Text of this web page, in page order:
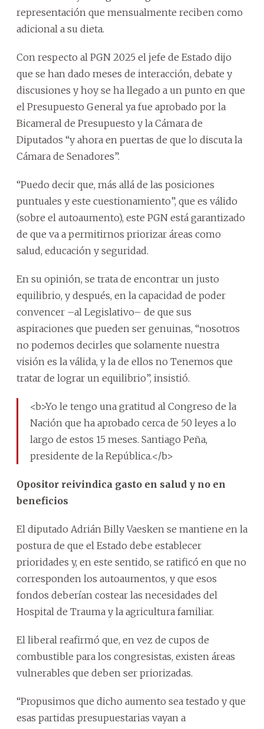
representación que mensualmente reciben como
adicional a su dieta.
Con respecto al PGN 2025 el jefe de Estado dijo
que se han dado meses de interacción, debate y
discusiones y hoy se ha llegado a un punto en que
el Presupuesto General ya fue aprobado por la
Bicameral de Presupuesto y la Cámara de
Diputados “y ahora en puertas de que lo discuta la
Cámara de Senadores”.
“Puedo decir que, más allá de las posiciones
puntuales y este cuestionamiento”, que es válido
(sobre el autoaumento), este PGN está garantizado
de que va a permitirnos priorizar áreas como
salud, educación y seguridad.
En su opinión, se trata de encontrar un justo
equilibrio, y después, en la capacidad de poder
convencer –al Legislativo– de que sus
aspiraciones que pueden ser genuinas, “nosotros
no podemos decirles que solamente nuestra
visión es la válida, y la de ellos no Tenemos que
tratar de lograr un equilibrio”, insistió.
<b>Yo le tengo una gratitud al Congreso de la
Nación que ha aprobado cerca de 50 leyes a lo
largo de estos 15 meses. Santiago Peña,
presidente de la República.</b>
Opositor reivindica gasto en salud y no en
beneficios
El diputado Adrián Billy Vaesken se mantiene en la
postura de que el Estado debe establecer
prioridades y, en este sentido, se ratificó en que no
corresponden los autoaumentos, y que esos
fondos deberían costear las necesidades del
Hospital de Trauma y la agricultura familiar.
El liberal reafirmó que, en vez de cupos de
combustible para los congresistas, existen áreas
vulnerables que deben ser priorizadas.
“Propusimos que dicho aumento sea testado y que
esas partidas presupuestarias vayan a